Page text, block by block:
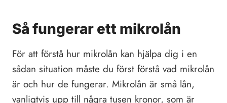
Så fungerar ett mikrolån
För att förstå hur mikrolån kan hjälpa dig i en
sådan situation måste du först förstå vad mikrolån
är och hur de fungerar. Mikrolån är små lån,
vanligtvis upp till några tusen kronor, som är